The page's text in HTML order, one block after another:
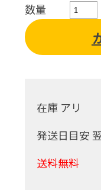
数量
在庫 アリ
発送日目安
送料無料